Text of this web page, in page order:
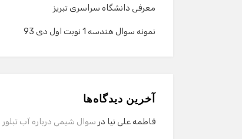
معرفی دانشگاه سراسری تبریز
نمونه سوال هندسه 1 نوبت اول دی 93
آخرین دیدگاه‌ها
فاطمه علی نیا در سوال شیمی درباره آب تبلور